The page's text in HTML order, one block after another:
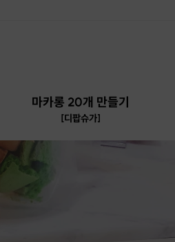
마카롱 20개 만들기
[디팝슈가]